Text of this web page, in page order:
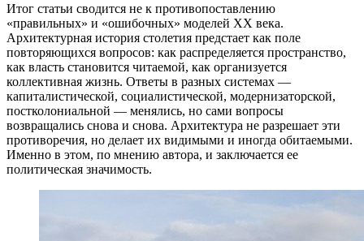
Итог статьи сводится не к противопоставлению
«правильных» и «ошибочных» моделей XX века.
Архитектурная история столетия предстает как поле
повторяющихся вопросов: как распределяется пространство,
как власть становится читаемой, как организуется
коллективная жизнь. Ответы в разных системах —
капиталистической, социалистической, модернизаторской,
постколониальной — менялись, но сами вопросы
возвращались снова и снова. Архитектура не разрешает эти
противоречия, но делает их видимыми и иногда обитаемыми.
Именно в этом, по мнению автора, и заключается ее
политическая значимость.